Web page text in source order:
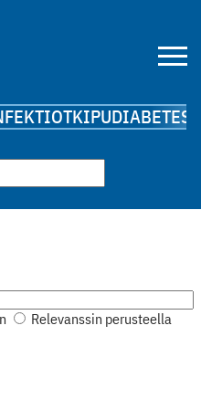
KIPUDIABETES
Relevanssin perusteella